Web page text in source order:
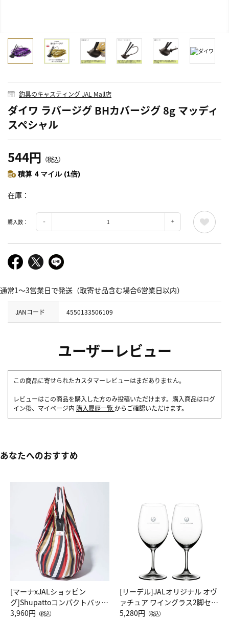
釣具のキャスティング JAL Mall店
ダイワ ラバージグ BHカバージグ 8g マッディ
スペシャル
544円 （税込）
積算 4 マイル (1倍)
在庫
購入数：
通常1～3営業日で発送（取寄せ品含む場合6営業日以内）
JANコード 4550133506109
ユーザーレビュー
この商品に寄せられたカスタマーレビューはまだありません。
レビューはこの商品を購入した方のみ投稿いただけます。購入商品はログ
イン後、マイページ内 購入履歴一覧 からご確認いただけます。
あなたへのおすすめ
[マーナxJALショッピン
グ]Shupattoコンパクトバッグ
Drop JAL客室乗務員（LC）ス
3,960円 （税込）
[リーデル]JALオリジナル オヴ
ァチュア ワイングラス2脚セッ
ト（レッドワイン）
5,280円 （税込）